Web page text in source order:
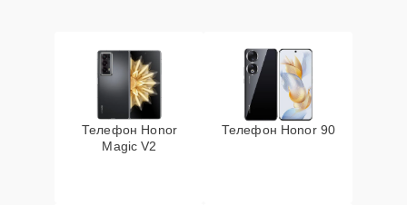
Телефон Honor
Magic V2
Телефон Honor 90